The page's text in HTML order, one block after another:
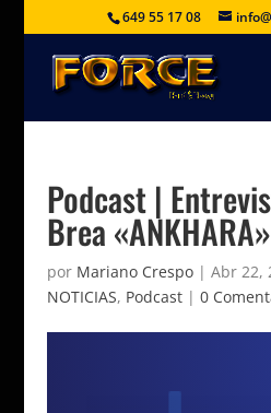
649 55 17 08
Podcast |
Brea «ANKHARA»
por Mariano Crespo| Abr 22,
NOTICIAS, Podcast| 0